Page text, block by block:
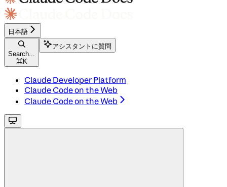
日本語
Search...
⌘K
アシスタントに質問
Claude Developer Platform
Claude Code on the Web
Claude Code on the Web